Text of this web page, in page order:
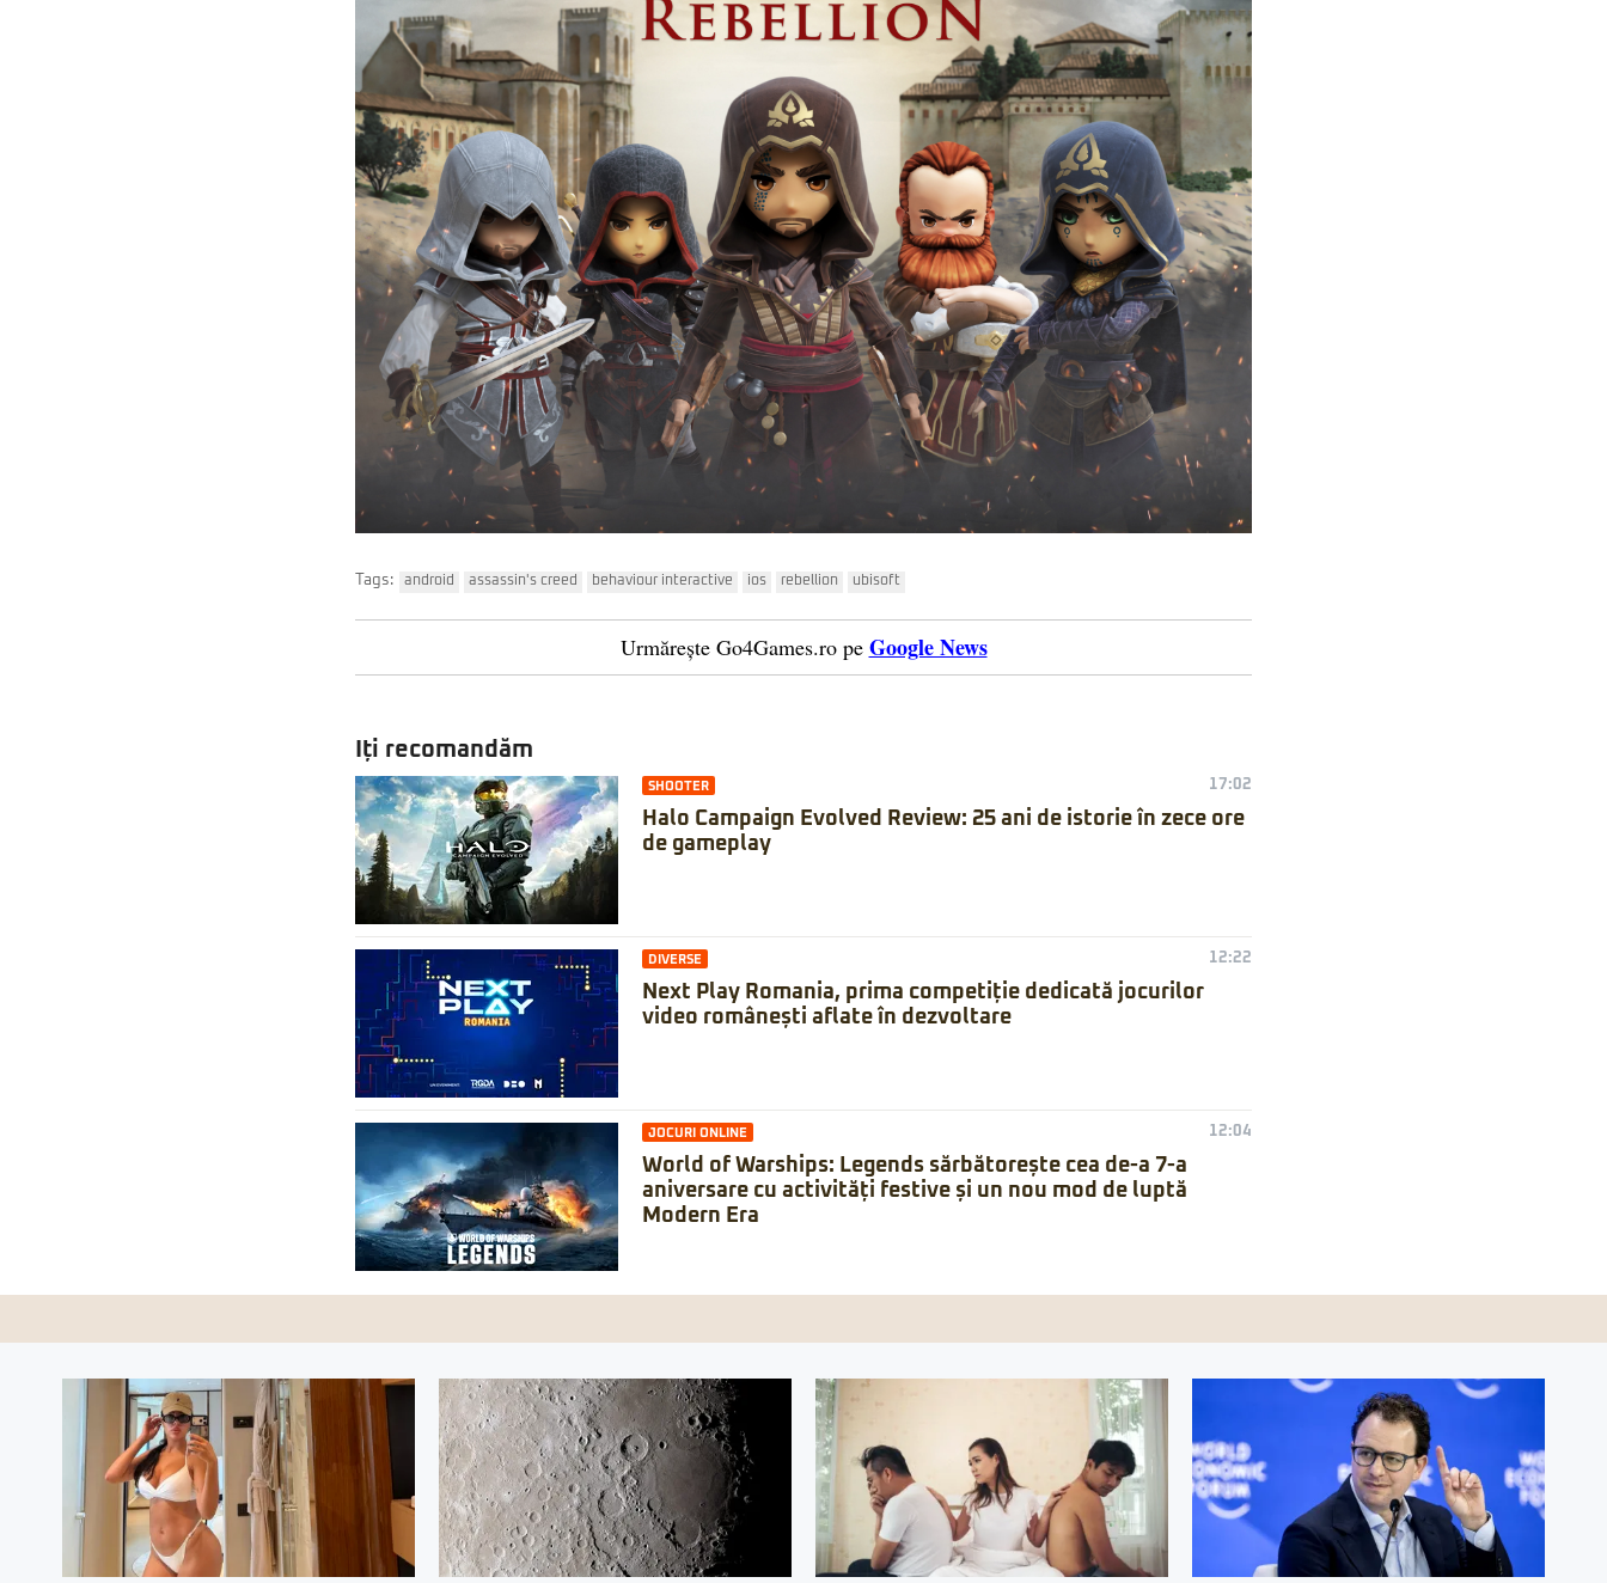
Tags: android assassin's creed behaviour interactive ios rebellion ubisoft
Urmărește Go4Games.ro pe Google News
Iți recomandăm
SHOOTER 17:02
Halo Campaign Evolved Review: 25 ani de istorie în zece ore
de gameplay
DIVERSE 12:22
Next Play Romania, prima competiție dedicată jocurilor
video românești aflate în dezvoltare
JOCURI ONLINE 12:04
World of Warships: Legends sărbătorește cea de-a 7-a
aniversare cu activități festive și un nou mod de luptă
Modern Era